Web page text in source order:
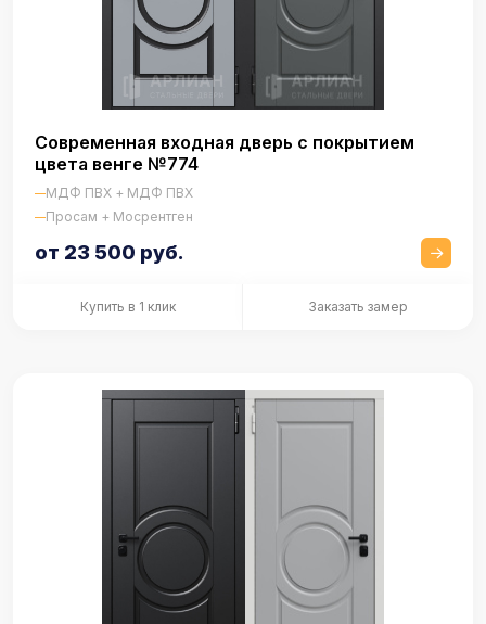
Современная входная дверь с покрытием
цвета венге №774
МДФ ПВХ + МДФ ПВХ
Просам + Мосрентген
от 23 500 руб.
Купить в 1 клик Заказать замер